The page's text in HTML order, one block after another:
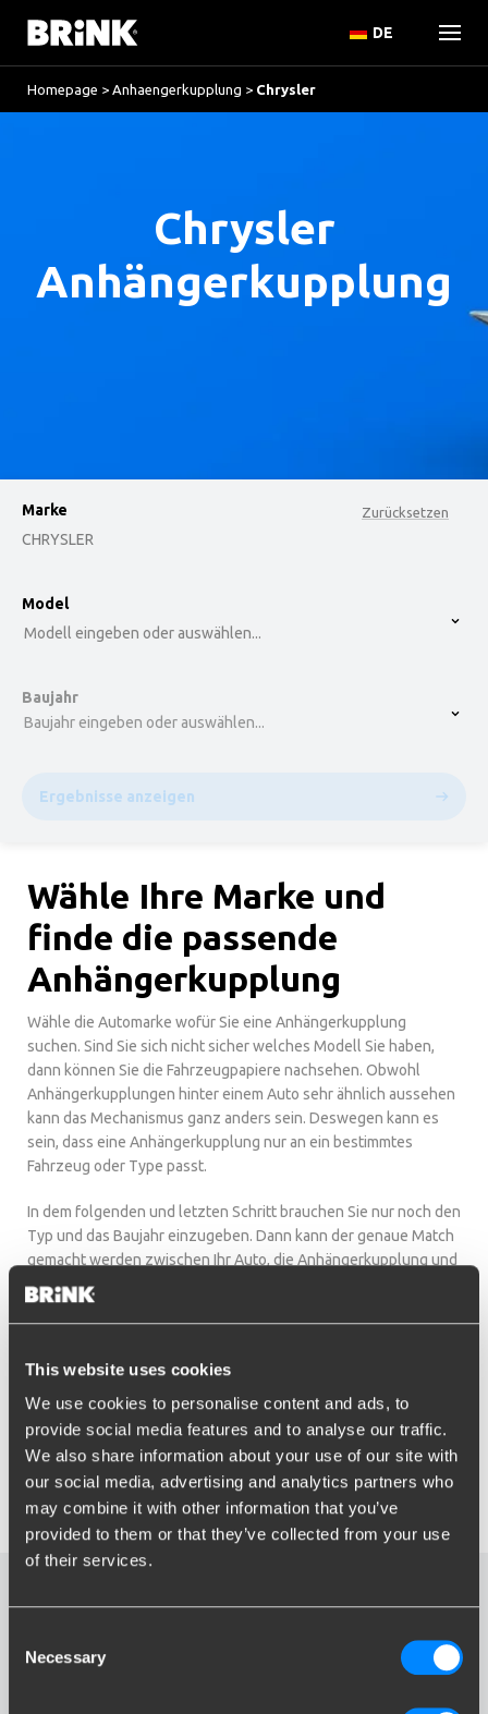
This website uses cookies
We use cookies to personalise content and ads, to
provide social media features and to analyse our traffic.
We also share information about your use of our site with
our social media, advertising and analytics partners who
may combine it with other information that you’ve
provided to them or that they’ve collected from your use
of their services.
Selection
Necessary
DE
Homepage > Anhaengerkupplung > Chrysler
Chrysler
Anhängerkupplung
Zurücksetzen
Marke
CHRYSLER
option , selected.
Model
Modell eingeben oder auswählen...
Baujahr
Baujahr eingeben oder auswählen...
Ergebnisse anzeigen
Wähle Ihre Marke und
finde die passende
Anhängerkupplung
Wähle die Automarke wofür Sie eine Anhängerkupplung
suchen. Sind Sie sich nicht sicher welches Modell Sie haben,
dann können Sie die Fahrzeugpapiere nachsehen. Obwohl
Anhängerkupplungen hinter einem Auto sehr ähnlich aussehen
kann das Mechanismus ganz anders sein. Deswegen kann es
sein, dass eine Anhängerkupplung nur an ein bestimmtes
Fahrzeug oder Type passt.
In dem folgenden und letzten Schritt brauchen Sie nur noch den
Typ und das Baujahr einzugeben. Dann kann der genaue Match
gemacht werden zwischen Ihr Auto, die Anhängerkupplung und
den Elektrosatz die passend sind für Ihr Auto.
Ich weiss nicht welcher Typ
Auto ich habe.
Wenn Sie sich nicht sicher sind welcher Typ Sie haben dann
schauen Sie es am Besten nach in den Fahrzeugpapieren. Die
Angaben sind oft prezise und komplett. In dem Fall, dass Sie es
wirklich nicht wissen können Sie immer unsere Kundenservice
anrufen. Wir helfen Ihnen gerne weiter.